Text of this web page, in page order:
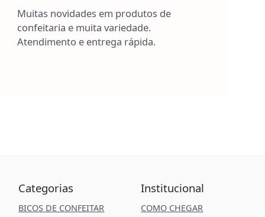
Muitas novidades em produtos de
confeitaria e muita variedade.
Atendimento e entrega rápida.
Categorias
BICOS DE CONFEITAR
Institucional
COMO CHEGAR